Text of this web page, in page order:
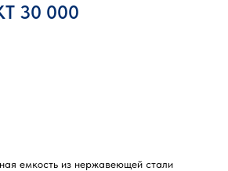
30 000
емкость из нержавеющей стали